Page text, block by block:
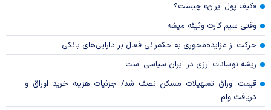
«کیف پول ایران» چیست؟
وقتی سیم کارت وثیقه میشه
حرکت از مزایده‌محوری به حکمرانی فعال بر دارایی‌های بانکی
ریشه نوسانات ارزی در ایران سیاسی است
قیمت اوراق تسهیلات مسکن نصف شد/ جزئیات هزینه خرید اوراق و
دریافت وام